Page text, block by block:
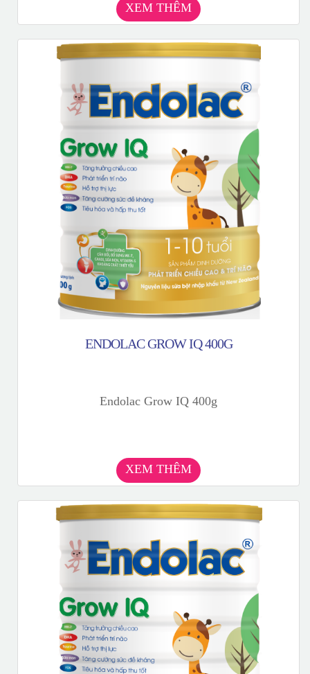
XEM THÊM
ENDOLAC GROW IQ 400G
Endolac Grow IQ 400g
XEM THÊM